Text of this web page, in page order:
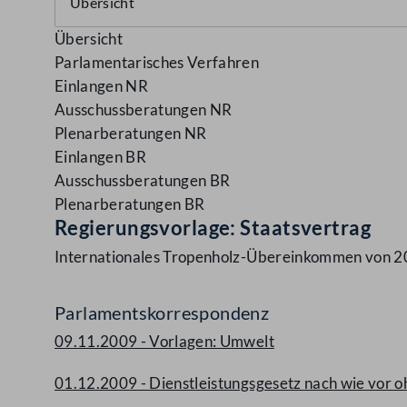
Übersicht
Parlamentarisches Verfahren
Einlangen NR
Ausschussberatungen NR
Plenarberatungen NR
Einlangen BR
Ausschussberatungen BR
Plenarberatungen BR
Regierungsvorlage: Staatsvertrag
Internationales Tropenholz-Übereinkommen von
Parlamentskorrespondenz
09.11.2009 - Vorlagen: Umwelt
01.12.2009 - Dienstleistungsgesetz nach wie vor